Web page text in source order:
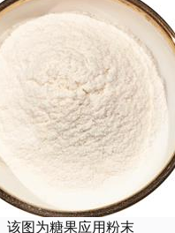
该图为糖果应用粉末